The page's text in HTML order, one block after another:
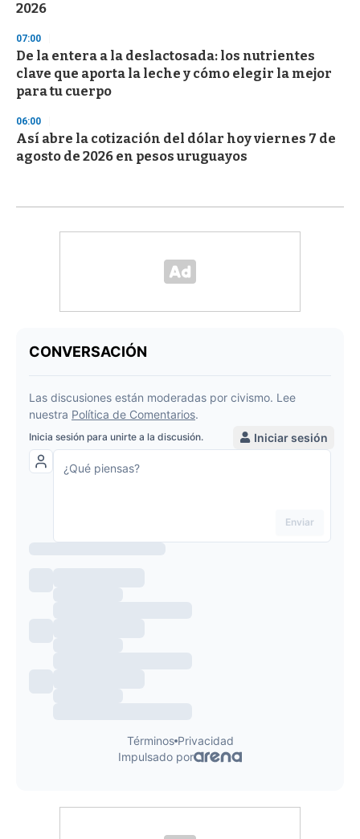
2026
07:00
De la entera a la deslactosada: los nutrientes
clave que aporta la leche y cómo elegir la mejor
para tu cuerpo
06:00
Así abre la cotización del dólar hoy viernes 7 de
agosto de 2026 en pesos uruguayos